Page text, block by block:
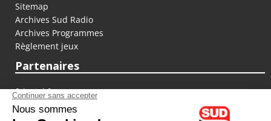
Sitemap
Archives Sud Radio
Archives Programmes
Règlement jeux
Partenaires
fiducial.fr
lyoncapitale.fr